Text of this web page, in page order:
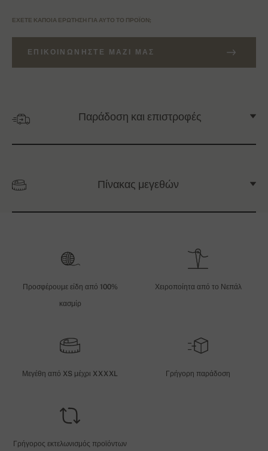
ΈΧΕΤΕ ΚΆΠΟΙΑ ΕΡΏΤΗΣΗ ΓΙΑ ΑΥΤΌ ΤΟ ΠΡΟΪΌΝ;
ΕΠΙΚΟΙΝΩΝΉΣΤΕ ΜΑΖΊ ΜΑΣ
Παράδοση και επιστροφές
Πίνακας μεγεθών
Προσφέρουμε είδη από 100%
κασμίρ
Χειροποίητα από το Νεπάλ
Μεγέθη από XS μέχρι XXXXL Γρήγορη παράδοση
Γρήγορος εκτελωνισμός προϊόντων